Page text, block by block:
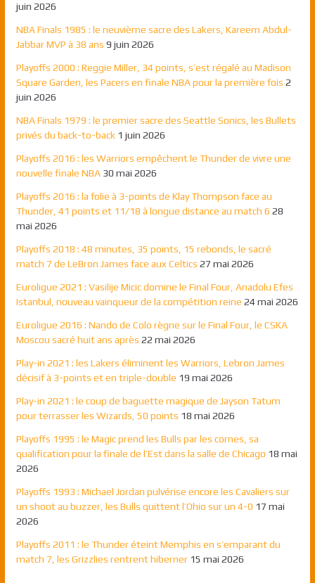
juin 2026
NBA Finals 1985 : le neuvième sacre des Lakers, Kareem Abdul-
Jabbar MVP à 38 ans 9 juin 2026
Playoffs 2000 : Reggie Miller, 34 points, s’est régalé au Madison
Square Garden, les Pacers en finale NBA pour la première fois 2
juin 2026
NBA Finals 1979 : le premier sacre des Seattle Sonics, les Bullets
privés du back-to-back 1 juin 2026
Playoffs 2016 : les Warriors empêchent le Thunder de vivre une
nouvelle finale NBA 30 mai 2026
Playoffs 2016 : la folie à 3-points de Klay Thompson face au
Thunder, 41 points et 11/18 à longue distance au match 6 28
mai 2026
Playoffs 2018 : 48 minutes, 35 points, 15 rebonds, le sacré
match 7 de LeBron James face aux Celtics 27 mai 2026
Euroligue 2021 : Vasilije Micic domine le Final Four, Anadolu Efes
Istanbul, nouveau vainqueur de la compétition reine 24 mai 2026
Euroligue 2016 : Nando de Colo règne sur le Final Four, le CSKA
Moscou sacré huit ans après 22 mai 2026
Play-in 2021 : les Lakers éliminent les Warriors, Lebron James
décisif à 3-points et en triple-double 19 mai 2026
Play-in 2021 : le coup de baguette magique de Jayson Tatum
pour terrasser les Wizards, 50 points 18 mai 2026
Playoffs 1995 : le Magic prend les Bulls par les cornes, sa
qualification pour la finale de l’Est dans la salle de Chicago 18 mai
2026
Playoffs 1993 : Michael Jordan pulvérise encore les Cavaliers sur
un shoot au buzzer, les Bulls quittent l’Ohio sur un 4-0 17 mai
2026
Playoffs 2011 : le Thunder éteint Memphis en s’emparant du
match 7, les Grizzlies rentrent hiberner 15 mai 2026